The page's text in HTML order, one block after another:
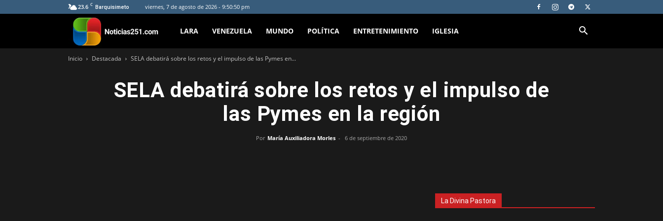
23.6 C Barquisimeto viernes, 7 de agosto de 2026 - 9:50:50 pm
Noticias251
LARA VENEZUELA MUNDO POLÍTICA ENTRETENIMIENTO IGLESIA
Inicio Destacada SELA debatirá sobre los retos y el impulso de las Pymes en...
SELA debatirá sobre los retos y el impulso de
las Pymes en la región
Por María Auxiliadora Morles - 6 de septiembre de 2020
La Divina Pastora